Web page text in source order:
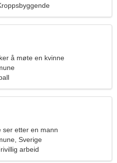
å møte en kvinne
ser etter en mann
Sverige
arbeid